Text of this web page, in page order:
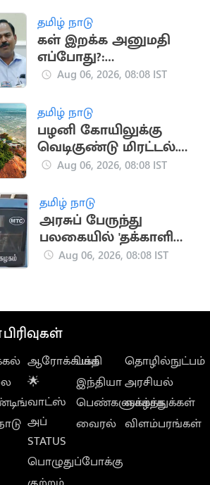
தமிழ் நாடு
கள் இறக்க அனுமதி
எப்போது?:
வேளாண்துறை
பேட்டி
Aug 06, 2026, 08:08 IST
தமிழ் நாடு
பழனி கோயிலுக்கு
வெடிகுண்டு மிரட்டல்..
ஒருவர் கைது
Aug 06, 2026, 08:08 IST
தமிழ் நாடு
அரசுப் பேருந்து
பலகையில் 'தக்காளி
வெற்றிக் கழகம்'
Aug 06, 2026, 08:08 IST
ஆரோக்கியம்
🌟
வாட்ஸ்
அப்
STATUS
பொழுதுப்போக்கு
பக்தி
இந்தியா
பெண்களுக்காக
வைரல்
தொழில்நுட்பம்
அரசியல்
வாழ்த்துக்கள்
விளம்பரங்கள்